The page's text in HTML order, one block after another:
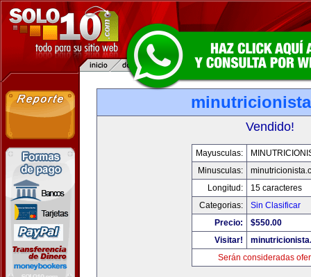
Vendido!
Mayusculas:
Minusculas:
Longitud:
15 caracteres
Categorias:
Sin Clasificar
Precio:
$550.00
Visitar!
Serán consideradas